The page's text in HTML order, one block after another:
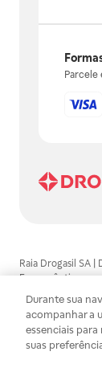
Parcele
Raia Drogasil SA |
Farmacêutico
automedicação
persistirem os
SA trabalha com
efetuados estão
Durante sua
acompanhar a
essenciais
suas